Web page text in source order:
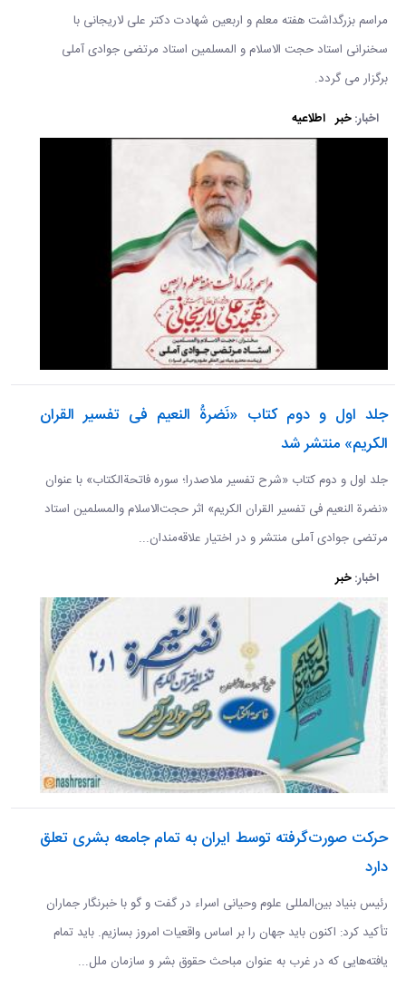
مراسم بزرگداشت هفته معلم و اربعین شهادت دکتر علی لاریجانی با
سخنرانی استاد حجت الاسلام و المسلمین استاد مرتضی جوادی آملی
برگزار می گردد.
اخبار:خبر اطلاعیه
جلد اول و دوم کتاب «نَضرةُ النعیم فی تفسير القران
الكریم» منتشر شد
جلد اول و دوم کتاب «شرح تفسیر ملاصدرا؛ سوره فاتحة‌الکتاب» با عنوان
«نضرة النعيم فی تفسير القران الكریم​​​​​​​» اثر حجت‌الاسلام والمسلمین استاد
مرتضی جوادی آملی منتشر و در اختیار علاقه‌مندان...
اخبار:خبر
حرکت صورت‌گرفته توسط ایران به تمام جامعه بشری تعلق
دارد ​​​​​​​
رئیس بنیاد بین‌المللی علوم وحیانی اسراء در گفت و گو با خبرنگار جماران
تأکید کرد: اکنون باید جهان را بر اساس واقعیات امروز بسازیم. باید تمام
یافته‌هایی که در غرب به عنوان مباحث حقوق بشر و سازمان ملل...